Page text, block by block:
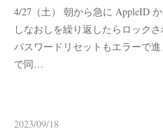
4/27（土） 朝から急に AppleID
しなおしを繰り返したらロック
パスワードリセットもエラーで
で同…
2023/09/18